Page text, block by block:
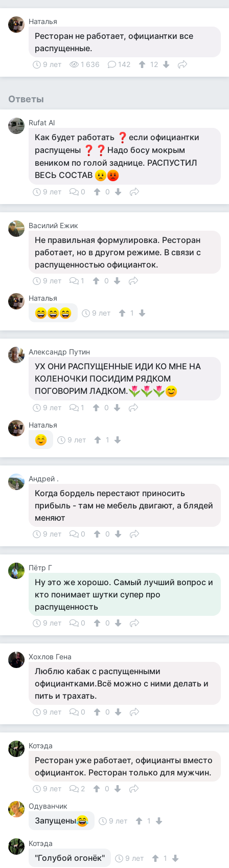
Наталья
Ресторан не работает, официантки все
распущенные.
9 лет 1 636 142 12
Ответы
Rufat Al
Как будет работать
если официантки
распущены
Надо босу мокрым
веником по голой заднице. РАСПУСТИЛ
ВЕСЬ СОСТАВ
9 лет 0 0
Василий Ежик
Не правильная формулировка. Ресторан
работает, но в другом режиме. В связи с
распущенностью официанток.
9 лет 1
0
Наталья
9 лет
1
Александр Путин
УХ ОНИ РАСПУЩЕННЫЕ ИДИ КО МНЕ НА
КОЛЕНОЧКИ ПОСИДИМ РЯДКОМ
ПОГОВОРИМ ЛАДКОМ.
9 лет 1
0
Наталья
9 лет
1
Андрей .
Когда бордель перестают приносить
прибыль - там не мебель двигают, а блядей
меняют
9 лет 0 0
Пётр Г
Ну это же хорошо. Самый лучший вопрос и
кто понимает шутки супер про
распущенность
9 лет 0 0
Хохлов Гена
Люблю кабак с распущенными
официантками.Всё можно с ними делать и
пить и трахать.
9 лет 0 0
Котэда
Ресторан уже работает, официанты вместо
официанток. Ресторан только для мужчин.
9 лет 2
0
Одуванчик
Запущены 9 лет 1
Котэда
"Голубой огонёк" 9 лет 1